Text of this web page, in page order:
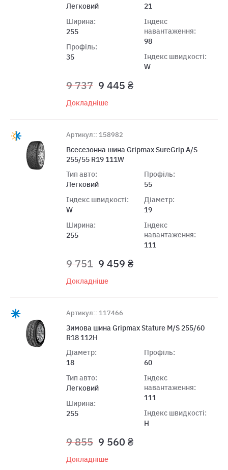
Легковий
Ширина:
255
Профіль:
35
21
Індекс
навантаження:
98
Індекс швидкості:
W
9 737 9 445 ₴
Докладніше
Артикул:: 158982
Всесезонна шина Gripmax SureGrip A/S
255/55 R19 111W
Тип авто:
Легковий
Індекс швидкості:
W
Ширина:
255
Профіль:
55
Діаметр:
19
Індекс
навантаження:
111
9 751 9 459 ₴
Докладніше
Артикул:: 117466
Зимова шина Gripmax Stature M/S 255/60
R18 112H
Діаметр:
18
Тип авто:
Легковий
Ширина:
255
Профіль:
60
Індекс
навантаження:
111
Індекс швидкості:
H
9 855 9 560 ₴
Докладніше